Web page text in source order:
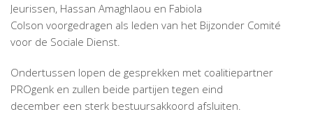
Jeurissen, Hassan Amaghlaou en Fabiola
Colson voorgedragen als leden van het Bijzonder Comité
voor de Sociale Dienst.
Ondertussen lopen de gesprekken met coalitiepartner
PROgenk en zullen beide partijen tegen eind
december een sterk bestuursakkoord afsluiten.